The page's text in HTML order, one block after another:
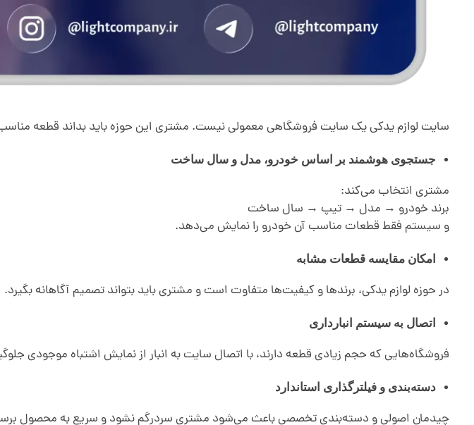
سایت لوازم یدکی یک سایت فروشگاهی معمولی نیست. مشتری این حوزه باید بداند قطعه
جستجوی هوشمند بر اساس خودرو، مدل و سال ساخت
مشتری انتخاب می‌کند:
برند خودرو → مدل → تیپ → سال ساخت
و سیستم فقط قطعات مناسب آن خودرو را نمایش می‌دهد.
امکان مقایسه قطعات مشابه
در حوزه لوازم یدکی، برندها و کیفیت‌ها متفاوت است و مشتری باید بتواند تصمیم آگاهانه بگیرد.
اتصال به سیستم انبارداری
فروشگاه‌هایی که حجم زیادی قطعه دارند، با اتصال سایت به انبار از نمایش اشتباه موجودی
دسته‌بندی و فیلترگذاری استاندارد
چیدمان اصولی و دسته‌بندی تخصصی باعث می‌شود مشتری سردرگم نشود و سریع به محصول